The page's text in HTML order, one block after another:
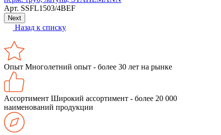
Арт. SSFL1503/4BEF
Next
Назад к списку
Опыт Многолетний опыт - более 30 лет на рынке
Ассортимент Широкий ассортимент - более 20 000
наименований продукции